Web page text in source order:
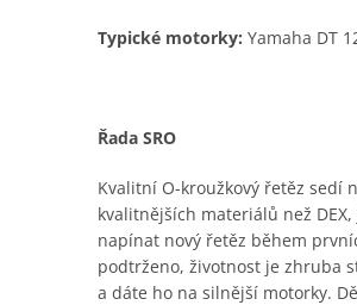
Typické motorky: Yamaha DT
Řada SRO
Kvalitní O-kroužkový řetěz sedí
kvalitnějších materiálů než
napínat nový řetěz během
podtrženo, životnost je zhruba
a dáte ho na silnější motorky.